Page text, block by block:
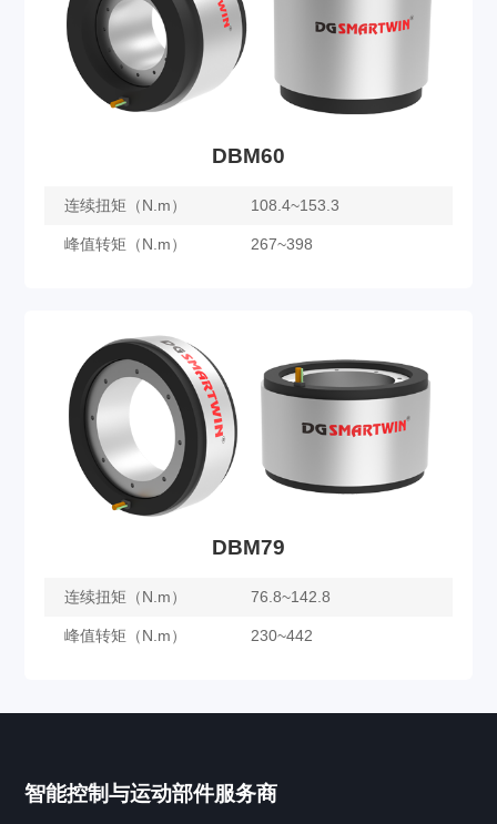
了解更多
DBM60
连续扭矩（N.m） 108.4~153.3
峰值转矩（N.m） 267~398
了解更多
DBM79
连续扭矩（N.m） 76.8~142.8
峰值转矩（N.m） 230~442
了解更多
智能控制与运动部件服务商